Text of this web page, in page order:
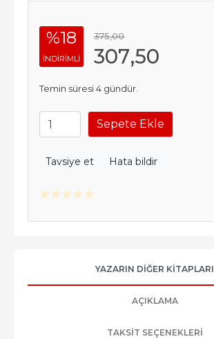
%18
INDIRIMLI
375,00
307,50
Temin süresi 4 gündür.
Sepete Ekle
Tavsiye et Hata bildir
YAZARIN DIĞER KITAPLARI
AÇIKLAMA
TAKSIT SEÇENEKLERI